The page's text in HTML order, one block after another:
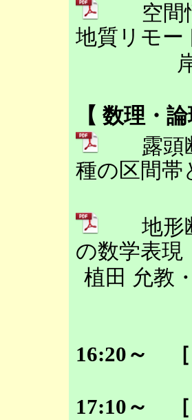
空間情
地質リモー
【 数理・論
露頭断
種の区間帯
地形断
の数学表現
植田 允教
16:20～ ［
17:10～